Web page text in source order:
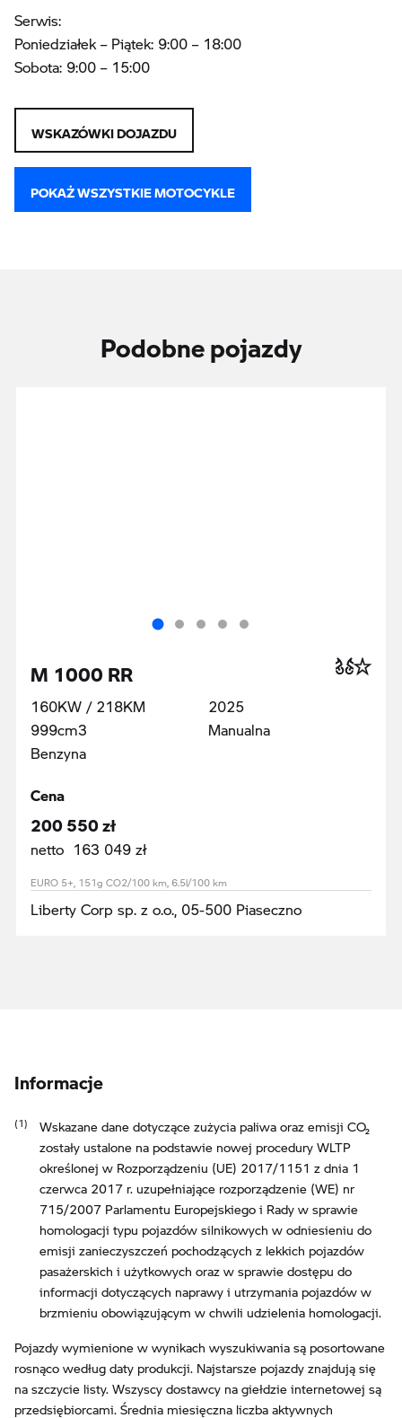
Serwis:
Poniedziałek – Piątek: 9:00 – 18:00
Sobota: 9:00 – 15:00
WSKAZÓWKI DOJAZDU
POKAŻ WSZYSTKIE MOTOCYKLE
Podobne pojazdy
M 1000 RR
160KW / 218KM
999cm3
Benzyna
2025
Manualna
Cena
200 550 zł
netto 163 049 zł
EURO 5+, 151g CO2/100 km, 6.5l/100 km
Liberty Corp sp. z o.o., 05-500 Piaseczno
Informacje
Wskazane dane dotyczące zużycia paliwa oraz emisji CO₂
zostały ustalone na podstawie nowej procedury WLTP
określonej w Rozporządzeniu (UE) 2017/1151 z dnia 1
czerwca 2017 r. uzupełniające rozporządzenie (WE) nr
715/2007 Parlamentu Europejskiego i Rady w sprawie
homologacji typu pojazdów silnikowych w odniesieniu do
emisji zanieczyszczeń pochodzących z lekkich pojazdów
pasażerskich i użytkowych oraz w sprawie dostępu do
informacji dotyczących naprawy i utrzymania pojazdów w
brzmieniu obowiązującym w chwili udzielenia homologacji.
Pojazdy wymienione w wynikach wyszukiwania są posortowane
rosnąco według daty produkcji. Najstarsze pojazdy znajdują się
na szczycie listy. Wszyscy dostawcy na giełdzie internetowej są
przedsiębiorcami. Średnia miesięczna liczba aktywnych